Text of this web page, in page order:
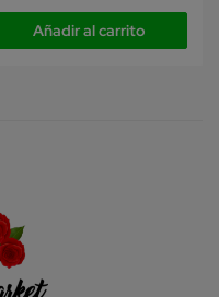
Añadir al carrito